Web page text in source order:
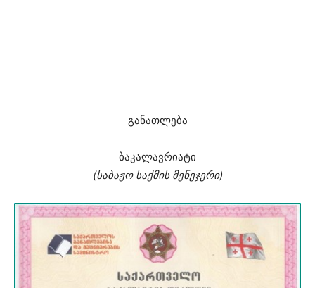
განათლება
ბაკალავრიატი
(საბაჟო საქმის მენეჯერი)